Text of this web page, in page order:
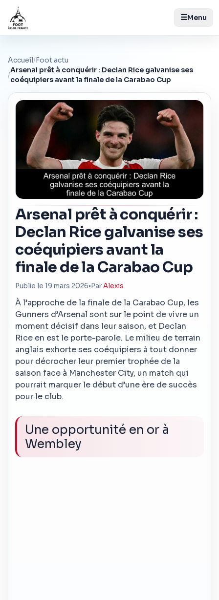
☰Menu
Accueil/Foot actu
/
Arsenal prêt à conquérir : Declan Rice galvanise ses
coéquipiers avant la finale de la Carabao Cup
Arsenal prêt à conquérir :
Declan Rice galvanise ses
coéquipiers avant la
finale de la Carabao Cup
Publie le 19 mars 2026• ParAlexis
À l’approche de la finale de la Carabao Cup, les
Gunners d’Arsenal sont sur le point de vivre un
moment décisif dans leur saison, et Declan
Rice en est le porte-parole. Le milieu de terrain
anglais exhorte ses coéquipiers à tout donner
pour décrocher leur premier trophée de la
saison face à Manchester City, un match qui
pourrait marquer le début d’une ère de succès
pour le club.
Une opportunité en or à
Wembley